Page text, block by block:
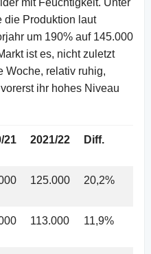
mit Feuchtigkeit. Unter
die Produktion laut
um 190% auf 145.000
ist es, nicht zuletzt
Woche, relativ ruhig,
ihr hohes Niveau
21 2021/22 Diff.
125.000 20,2%
113.000 11,9%